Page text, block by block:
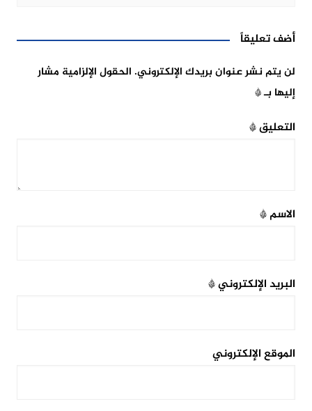
أضف تعليقاً
لن يتم نشر عنوان بريدك الإلكتروني. الحقول الإلزامية مشار
إليها بـ*
التعليق*
الاسم*
البريد الإلكتروني*
الموقع الإلكتروني